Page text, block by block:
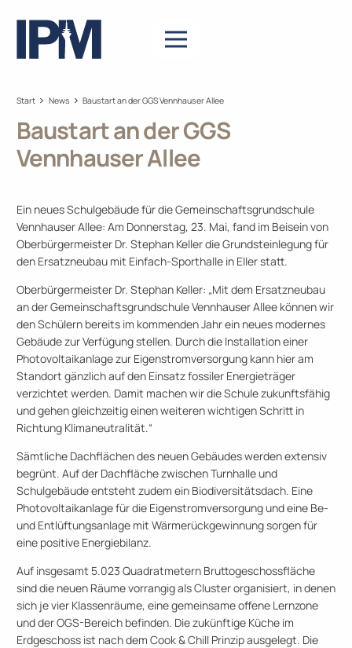
Start News Baustart an der GGS Vennhauser Allee
Baustart an der GGS
Vennhauser Allee
Ein neues Schulgebäude für die Gemeinschaftsgrundschule
Vennhauser Allee: Am Donnerstag, 23. Mai, fand im Beisein von
Oberbürgermeister Dr. Stephan Keller die Grundsteinlegung für
den Ersatzneubau mit Einfach-Sporthalle in Eller statt.
Oberbürgermeister Dr. Stephan Keller: „Mit dem Ersatzneubau
an der Gemeinschaftsgrundschule Vennhauser Allee können wir
den Schülern bereits im kommenden Jahr ein neues modernes
Gebäude zur Verfügung stellen. Durch die Installation einer
Photovoltaikanlage zur Eigenstromversorgung kann hier am
Standort gänzlich auf den Einsatz fossiler Energieträger
verzichtet werden. Damit machen wir die Schule zukunftsfähig
und gehen gleichzeitig einen weiteren wichtigen Schritt in
Richtung Klimaneutralität.“
Sämtliche Dachflächen des neuen Gebäudes werden extensiv
begrünt. Auf der Dachfläche zwischen Turnhalle und
Schulgebäude entsteht zudem ein Biodiversitätsdach. Eine
Photovoltaikanlage für die Eigenstromversorgung und eine Be-
und Entlüftungsanlage mit Wärmerückgewinnung sorgen für
eine positive Energiebilanz.
Auf insgesamt 5.023 Quadratmetern Bruttogeschossfläche
sind die neuen Räume vorrangig als Cluster organisiert, in denen
sich je vier Klassenräume, eine gemeinsame offene Lernzone
und der OGS-Bereich befinden. Die zukünftige Küche im
Erdgeschoss ist nach dem Cook & Chill Prinzip ausgelegt. Die